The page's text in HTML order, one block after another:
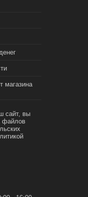
магазина
сайт, вы
файлов